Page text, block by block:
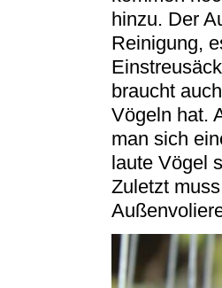
hinzu. Der
Reinigung,
braucht
Vögeln hat.
man sich
laute Vögel
Zuletzt